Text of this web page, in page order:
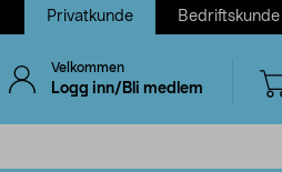
Privatkunde Bedriftskunde
Velkommen
Logg inn/Bli medlem